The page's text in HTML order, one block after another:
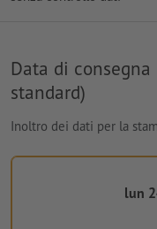
Data di
standard)
Inoltro dei dati per la
lun